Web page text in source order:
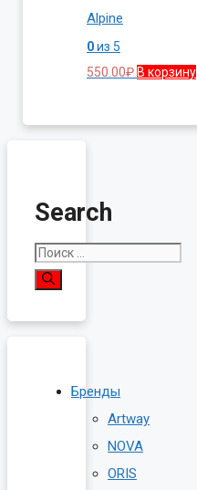
Alpine
0из 5
550.00₽В корзину
Search
Поиск:
Бренды
Artway
NOVA
ORIS